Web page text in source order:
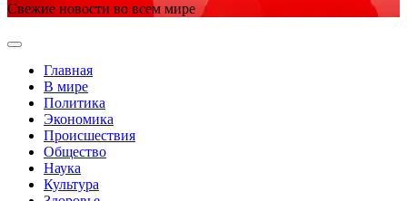
Свежие новости во всем мире
Главная
В мире
Политика
Экономика
Происшествия
Общество
Наука
Культура